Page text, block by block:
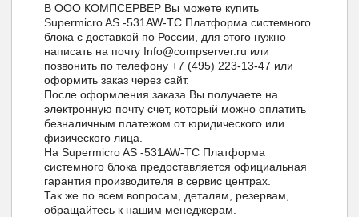
В ООО КОМПСЕРВЕР Вы можете купить
Supermicro AS -531AW-TC Платформа системного
блока с доставкой по России, для этого нужно
написать на почту Info@compserver.ru или
позвонить по телефону +7 (495) 223-13-47 или
оформить заказ через сайт.
После оформления заказа Вы получаете на
электронную почту счет, который можно оплатить
безналичным платежом от юридического или
физического лица.
На Supermicro AS -531AW-TC Платформа
системного блока предоставляется официальная
гарантия производителя в сервис центрах.
Так же по всем вопросам, деталям, резервам,
обращайтесь к нашим менеджерам.